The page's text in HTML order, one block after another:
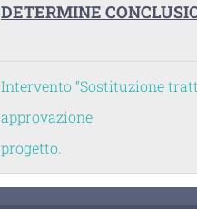
DETERMINE
Intervento “Sostituzione
approvazione
progetto.